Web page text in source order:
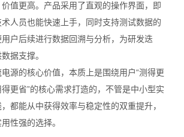
值更高。产品采用了直观的操作界面，即
人员也能快速上手，同时支持测试数据的
户后续进行数据回溯与分析，为研发迭
据支撑。
的核心价值，本质上是围绕用户“测得更
更省”的核心需求打造的，不管是中小型实
都能从中获得效率与稳定性的双重提升，
性强的选择。